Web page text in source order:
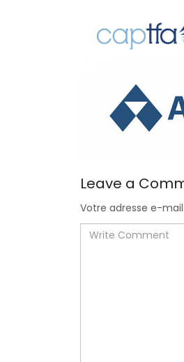
Leave a
Votre adresse e-